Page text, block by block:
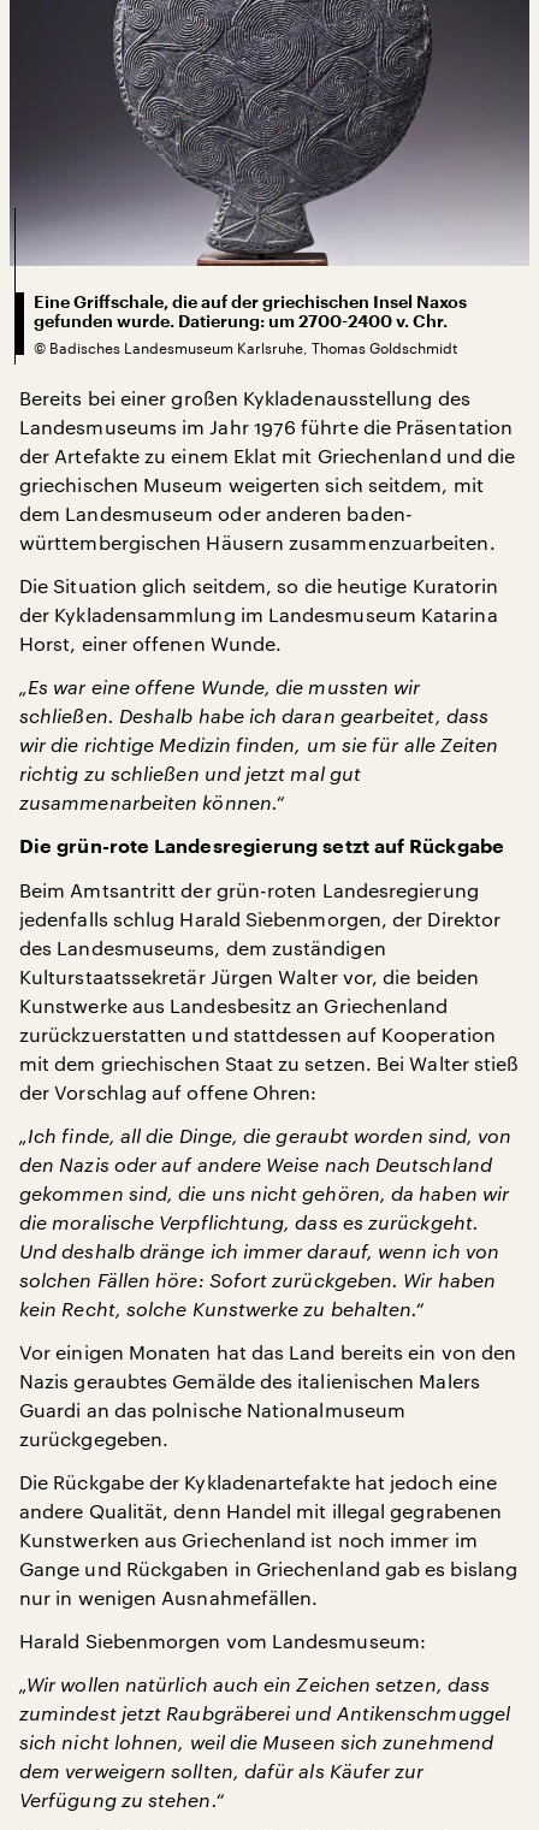
Eine Griffschale, die auf der griechischen Insel Naxos
gefunden wurde. Datierung: um 2700-2400 v. Chr.
© Badisches Landesmuseum Karlsruhe, Thomas Goldschmidt
Bereits bei einer großen Kykladenausstellung des
Landesmuseums im Jahr 1976 führte die Präsentation
der Artefakte zu einem Eklat mit Griechenland und die
griechischen Museum weigerten sich seitdem, mit
dem Landesmuseum oder anderen baden-
württembergischen Häusern zusammenzuarbeiten.
Die Situation glich seitdem, so die heutige Kuratorin
der Kykladensammlung im Landesmuseum Katarina
Horst, einer offenen Wunde.
„Es war eine offene Wunde, die mussten wir
schließen. Deshalb habe ich daran gearbeitet, dass
wir die richtige Medizin finden, um sie für alle Zeiten
richtig zu schließen und jetzt mal gut
zusammenarbeiten können.“
Die grün-rote Landesregierung setzt auf Rückgabe
Beim Amtsantritt der grün-roten Landesregierung
jedenfalls schlug Harald Siebenmorgen, der Direktor
des Landesmuseums, dem zuständigen
Kulturstaatssekretär Jürgen Walter vor, die beiden
Kunstwerke aus Landesbesitz an Griechenland
zurückzuerstatten und stattdessen auf Kooperation
mit dem griechischen Staat zu setzen. Bei Walter stieß
der Vorschlag auf offene Ohren:
„Ich finde, all die Dinge, die geraubt worden sind, von
den Nazis oder auf andere Weise nach Deutschland
gekommen sind, die uns nicht gehören, da haben wir
die moralische Verpflichtung, dass es zurückgeht.
Und deshalb dränge ich immer darauf, wenn ich von
solchen Fällen höre: Sofort zurückgeben. Wir haben
kein Recht, solche Kunstwerke zu behalten.“
Vor einigen Monaten hat das Land bereits ein von den
Nazis geraubtes Gemälde des italienischen Malers
Guardi an das polnische Nationalmuseum
zurückgegeben.
Die Rückgabe der Kykladenartefakte hat jedoch eine
andere Qualität, denn Handel mit illegal gegrabenen
Kunstwerken aus Griechenland ist noch immer im
Gange und Rückgaben in Griechenland gab es bislang
nur in wenigen Ausnahmefällen.
Harald Siebenmorgen vom Landesmuseum:
„Wir wollen natürlich auch ein Zeichen setzen, dass
zumindest jetzt Raubgräberei und Antikenschmuggel
sich nicht lohnen, weil die Museen sich zunehmend
dem verweigern sollten, dafür als Käufer zur
Verfügung zu stehen.“